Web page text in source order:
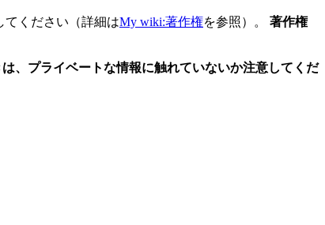
てください（詳細はMy wiki:著作権を参照）。 著作権
、プライベートな情報に触れていないか注意してくだ